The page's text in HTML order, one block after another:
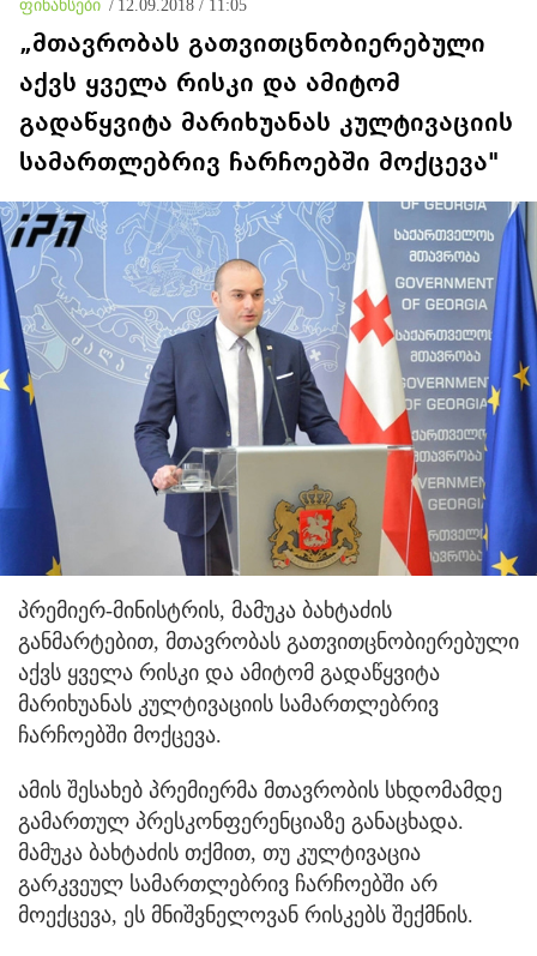
ფინანსები / 12.09.2018 / 11:05
„მთავრობას გათვითცნობიერებული
აქვს ყველა რისკი და ამიტომ
გადაწყვიტა მარიხუანას კულტივაციის
სამართლებრივ ჩარჩოებში მოქცევა"
პრემიერ-მინისტრის, მამუკა ბახტაძის
განმარტებით, მთავრობას გათვითცნობიერებული
აქვს ყველა რისკი და ამიტომ გადაწყვიტა
მარიხუანას კულტივაციის სამართლებრივ
ჩარჩოებში მოქცევა.
ამის შესახებ პრემიერმა მთავრობის სხდომამდე
გამართულ პრესკონფერენციაზე განაცხადა.
მამუკა ბახტაძის თქმით, თუ კულტივაცია
გარკვეულ სამართლებრივ ჩარჩოებში არ
მოექცევა, ეს მნიშვნელოვან რისკებს შექმნის.